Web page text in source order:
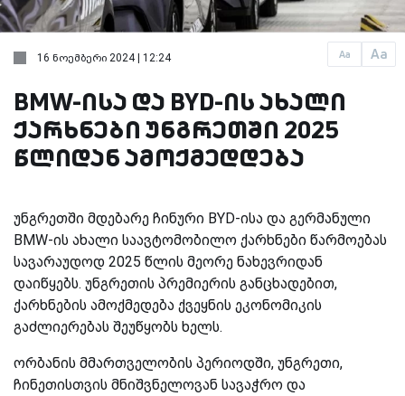
Aa Aa
16 ნოემბერი 2024 | 12:24
BMW-ისა და BYD-ის ახალი
ქარხნები უნგრეთში 2025
წლიდან ამოქმედდება
უნგრეთში მდებარე ჩინური BYD-ისა და გერმანული
BMW-ის ახალი საავტომობილო ქარხნები წარმოებას
სავარაუდოდ 2025 წლის მეორე ნახევრიდან
დაიწყებს. უნგრეთის პრემიერის განცხადებით,
ქარხნების ამოქმედება ქვეყნის ეკონომიკის
გაძლიერებას შეუწყობს ხელს.
ორბანის მმართველობის პერიოდში, უნგრეთი,
ჩინეთისთვის მნიშვნელოვან სავაჭრო და